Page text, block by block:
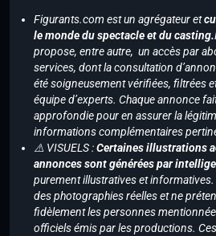
Figurants.com est un agrégateur et
le monde du spectacle et du casting.
propose, entre autre, un accès par
services, dont la consultation
été soigneusement vérifiées, filtrées
équipe d’experts. Chaque annonce
approfondie pour en assurer la
informations complémentaires
⚠️ VISUELS :Certaines illustrations
annonces sont générées par
purement illustratives et
des photographies réelles et ne
fidèlement les personnes
officiels émis par les productions.